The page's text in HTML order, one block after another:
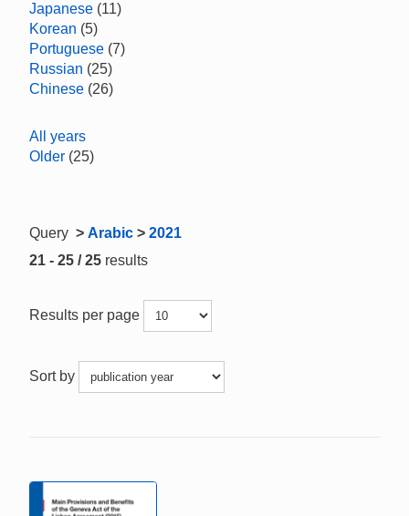
Japanese (11)
Korean (5)
Portuguese (7)
Russian (25)
Chinese (26)
All years
Older (25)
Query > Arabic > 2021
21 - 25 / 25 results
Results per page
Sort by